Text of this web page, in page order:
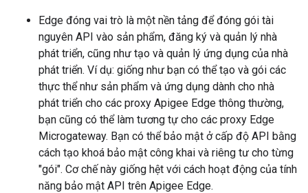
Edge đóng vai trò là một nền tảng để đóng gói tài
nguyên API vào sản phẩm, đăng ký và quản lý nhà
phát triển, cũng như tạo và quản lý ứng dụng của nhà
phát triển. Ví dụ: giống như bạn có thể tạo và gói các
thực thể như sản phẩm và ứng dụng dành cho nhà
phát triển cho các proxy Apigee Edge thông thường,
bạn cũng có thể làm tương tự cho các proxy Edge
Microgateway. Bạn có thể bảo mật ở cấp độ API bằng
cách tạo khoá bảo mật công khai và riêng tư cho từng
"gói". Cơ chế này giống hệt với cách hoạt động của tính
năng bảo mật API trên Apigee Edge.